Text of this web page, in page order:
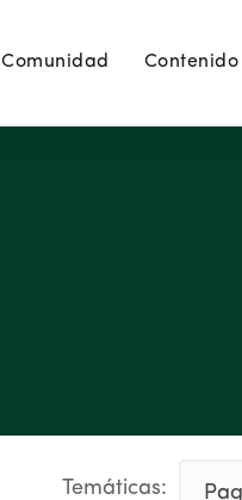
Comunidad Contenido
Temáticas: